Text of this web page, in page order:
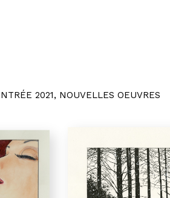
2021, NOUVELLES OEUVRES